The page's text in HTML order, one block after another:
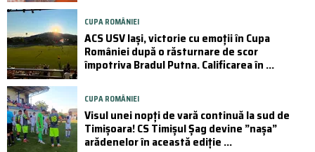
CUPA ROMÂNIEI
ACS USV Iași, victorie cu emoții în Cupa
României după o răsturnare de scor
împotriva Bradul Putna. Calificarea în ...
CUPA ROMÂNIEI
Visul unei nopți de vară continuă la sud de
Timișoara! CS Timișul Șag devine ”nașa”
arădenelor în această ediție ...